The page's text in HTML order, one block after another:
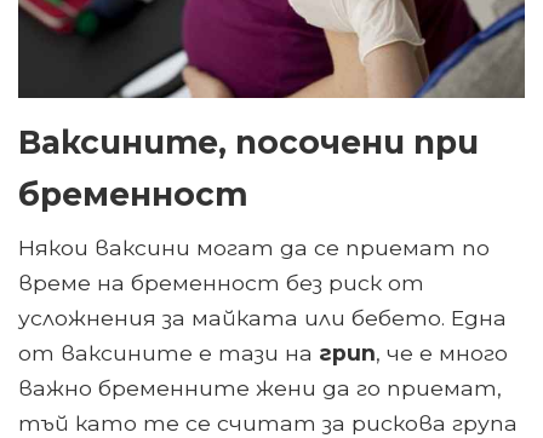
Ваксините, посочени при
бременност
Някои ваксини могат да се приемат по
време на бременност без риск от
усложнения за майката или бебето. Една
от ваксините е тази на грип, че е много
важно бременните жени да го приемат,
тъй като те се считат за рискова група